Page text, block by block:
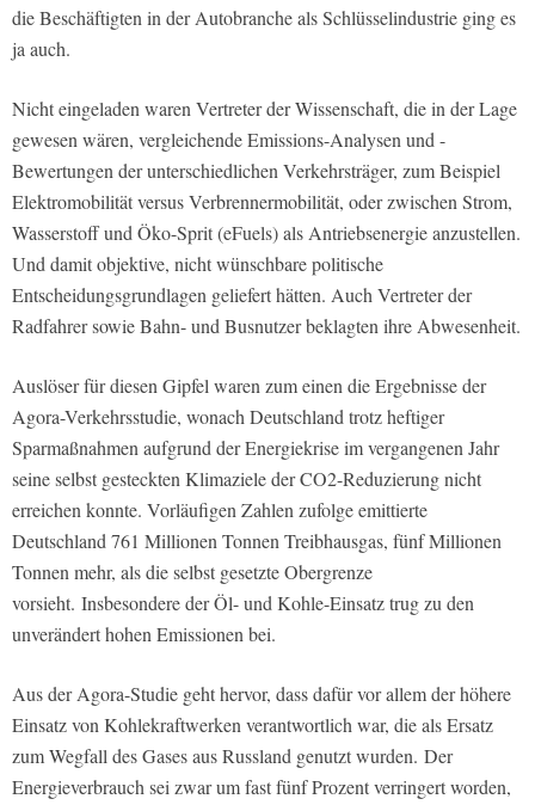
die Beschäftigten in der Autobranche als Schlüsselindustrie ging es
ja auch.
Nicht eingeladen waren Vertreter der Wissenschaft, die in der Lage
gewesen wären, vergleichende Emissions-Analysen und -
Bewertungen der unterschiedlichen Verkehrsträger, zum Beispiel
Elektromobilität versus Verbrennermobilität, oder zwischen Strom,
Wasserstoff und Öko-Sprit (eFuels) als Antriebsenergie anzustellen.
Und damit objektive, nicht wünschbare politische
Entscheidungsgrundlagen geliefert hätten. Auch Vertreter der
Radfahrer sowie Bahn- und Busnutzer beklagten ihre Abwesenheit.
Auslöser für diesen Gipfel waren zum einen die Ergebnisse der
Agora-Verkehrsstudie, wonach Deutschland trotz heftiger
Sparmaßnahmen aufgrund der Energiekrise im vergangenen Jahr
seine selbst gesteckten Klimaziele der CO2-Reduzierung nicht
erreichen konnte. Vorläufigen Zahlen zufolge emittierte
Deutschland 761 Millionen Tonnen Treibhausgas, fünf Millionen
Tonnen mehr, als die selbst gesetzte Obergrenze
vorsieht. Insbesondere der Öl- und Kohle-Einsatz trug zu den
unverändert hohen Emissionen bei.
Aus der Agora-Studie geht hervor, dass dafür vor allem der höhere
Einsatz von Kohlekraftwerken verantwortlich war, die als Ersatz
zum Wegfall des Gases aus Russland genutzt wurden. Der
Energieverbrauch sei zwar um fast fünf Prozent verringert worden,